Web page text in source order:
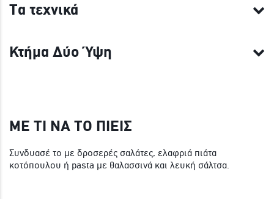
Τα τεχνικά
Κτήμα Δύο Ύψη
ΜΕ ΤΙ ΝΑ ΤΟ ΠΙΕΙΣ
Συνδυασέ το με δροσερές σαλάτες, ελαφριά πιάτα
κοτόπουλου ή pasta με θαλασσινά και λευκή σάλτσα.